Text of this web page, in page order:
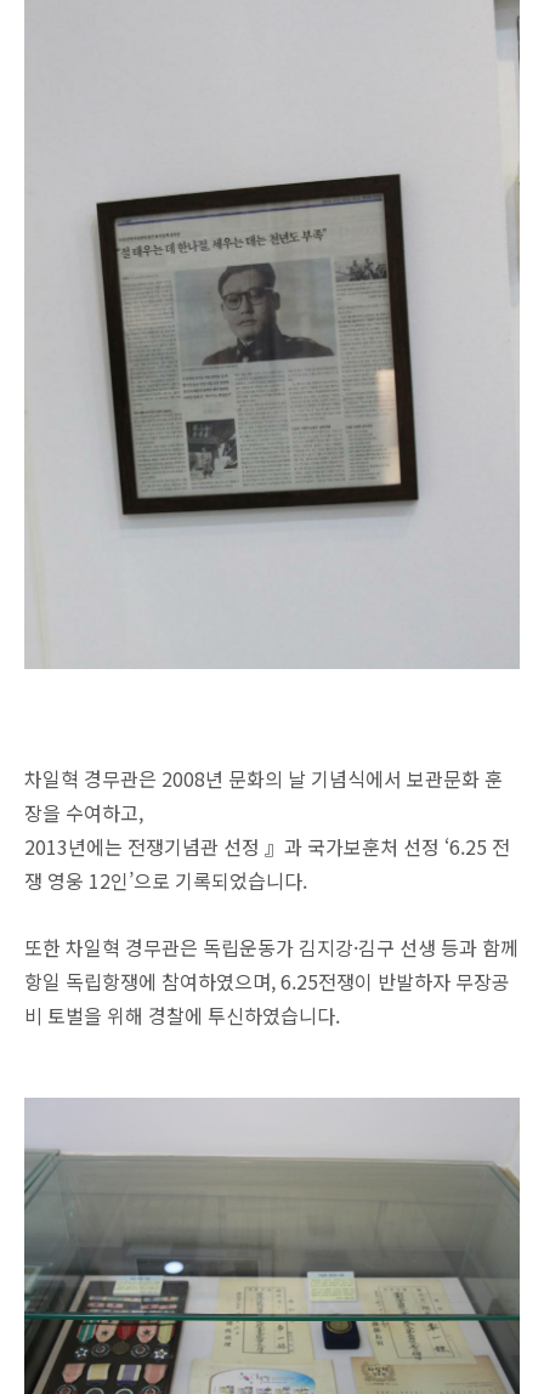
차일혁 경무관은 2008년 문화의 날 기념식에서 보관문화 훈
장을 수여하고,
2013년에는 전쟁기념관 선정 』과 국가보훈처 선정 ‘6.25 전
쟁 영웅 12인’으로 기록되었습니다.
또한 차일혁 경무관은 독립운동가 김지강·김구 선생 등과 함께
항일 독립항쟁에 참여하였으며, 6.25전쟁이 반발하자 무장공
비 토벌을 위해 경찰에 투신하였습니다.